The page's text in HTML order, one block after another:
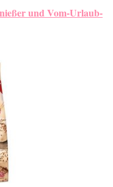
und Vom-Urlaub-